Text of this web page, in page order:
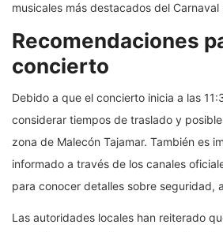
musicales más destacados del Carnaval
Recomendaciones
concierto
Debido a que el concierto inicia a las
considerar tiempos de traslado y
zona de Malecón Tajamar. También es
informado a través de los canales
para conocer detalles sobre seguridad,
Las autoridades locales han reiterado